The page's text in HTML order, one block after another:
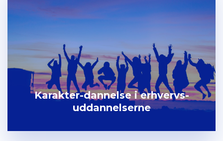
Karakter-dannelse i erhvervs-
uddannelserne